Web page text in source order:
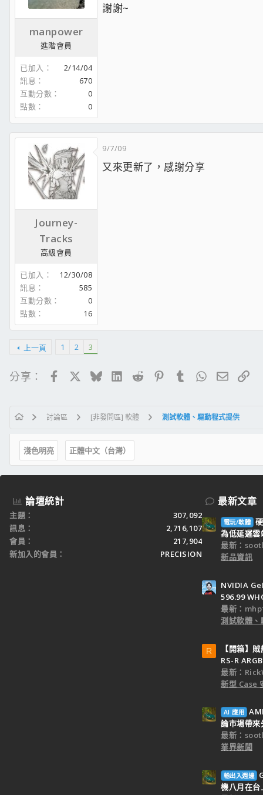
manpower
進階會員
已加入
2/14/04
訊息
670
互動分數
0
點數
0
謝謝~
Journey-
Tracks
高級會員
已加入
12/30/08
訊息
585
互動分數
0
點數
16
9/7/09
又來更新了，感謝分享
上一頁 1 2 3
分享： FacebookBlueskyLinkedIn
RedditPinterestTumblrWhatsApp
電子郵件
連結
討論區 [非發問區] 軟體 測試軟體、驅動程式提供
淺色明亮 正體中文（台灣）
論壇統計
主題
307,092
訊息
2,716,107
會員
217,904
新加入的會員
PRECISION
最新文章
電玩/軟體
為低延遲雲
最新：
新品資訊
NVIDIA
596.99
最新：
測試軟體、
R
【開箱】
RS-R
最新：
新型 Case
AI 應用
論市場帶來
最新：
業界新聞
輸出入週邊
機八月在台